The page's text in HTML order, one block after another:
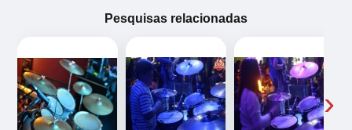
Pesquisas relacionadas
‹ ›